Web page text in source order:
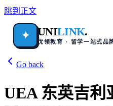
跳到正文
✦ UNILINK.
优领教育 · 留学一站式品
Go back
UEA 东英吉利